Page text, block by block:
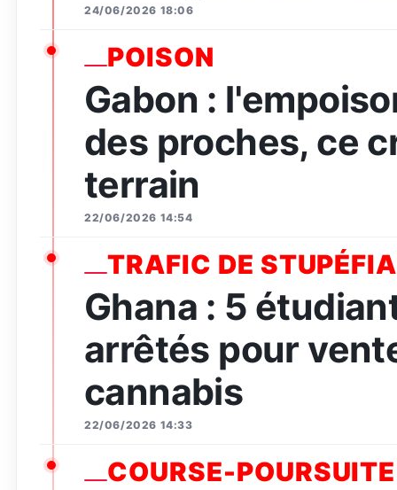
24/06/2026 18:06
POISON
Gabon :
des proches, ce
terrain
22/06/2026 14:54
TRAFIC DE
Ghana : 5
arrêtés pour
cannabis
22/06/2026 14:33
COURSE-POURSUITE